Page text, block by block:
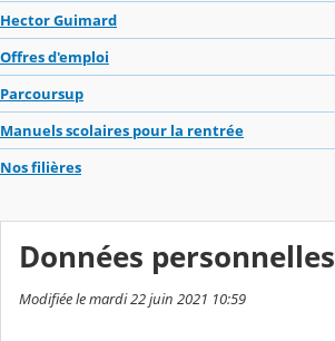
Hector Guimard
Offres d'emploi
Parcoursup
Manuels scolaires pour la rentrée
Nos filières
Données personnelles
Modifiée le mardi 22 juin 2021 10:59